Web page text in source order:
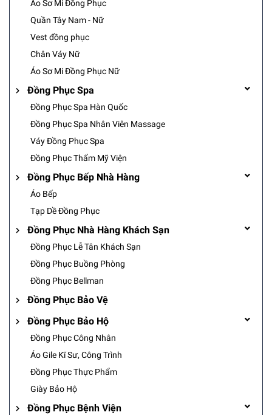
Áo Sơ Mi Đồng Phục
Quần Tây Nam - Nữ
Vest đồng phục
Chân Váy Nữ
Áo Sơ Mi Đồng Phục Nữ
Đồng Phục Spa
Đồng Phục Spa Hàn Quốc
Đồng Phục Spa Nhân Viên Massage
Váy Đồng Phục Spa
Đồng Phục Thẩm Mỹ Viện
Đồng Phục Bếp Nhà Hàng
Áo Bếp
Tạp Dề Đồng Phục
Đồng Phục Nhà Hàng Khách Sạn
Đồng Phục Lễ Tân Khách Sạn
Đồng Phục Buồng Phòng
Đồng Phục Bellman
Đồng Phục Bảo Vệ
Đồng Phục Bảo Hộ
Đồng Phục Công Nhân
Áo Gile Kĩ Sư, Công Trình
Đồng Phục Thực Phẩm
Giày Bảo Hộ
Đồng Phục Bệnh Viện